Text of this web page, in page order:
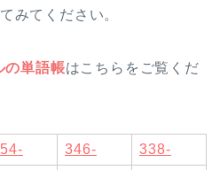
みてください。
の単語帳はこちらをご覧くだ
346- 338-